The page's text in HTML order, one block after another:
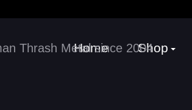
Home Shop